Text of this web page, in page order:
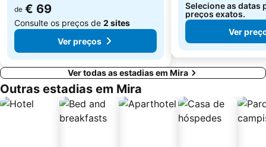
de € 69
Consulte os preços de 2 sites
Ver preços
Selecione as datas
preços exatos.
Ver
Ver todas as estadias em Mira
Outras estadias em Mira